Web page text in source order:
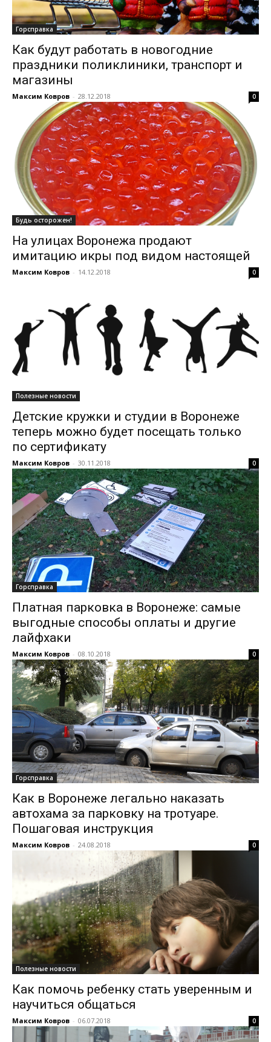
Горсправка
Как будут работать в новогодние
праздники поликлиники, транспорт и
магазины
Максим Ковров - 28.12.2018 0
Будь осторожен!
На улицах Воронежа продают
имитацию икры под видом настоящей
Максим Ковров - 14.12.2018 0
Полезные новости
Детские кружки и студии в Воронеже
теперь можно будет посещать только
по сертификату
Максим Ковров - 30.11.2018 0
Горсправка
Платная парковка в Воронеже: самые
выгодные способы оплаты и другие
лайфхаки
Максим Ковров - 08.10.2018 0
Горсправка
Как в Воронеже легально наказать
автохама за парковку на тротуаре.
Пошаговая инструкция
Максим Ковров - 24.08.2018 0
Полезные новости
Как помочь ребенку стать уверенным и
научиться общаться
Максим Ковров - 06.07.2018 0